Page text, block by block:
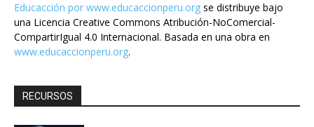
Educacción por www.educaccionperu.org se distribuye bajo
una Licencia Creative Commons Atribución-NoComercial-
CompartirIgual 4.0 Internacional. Basada en una obra en
www.educaccionperu.org.
RECURSOS